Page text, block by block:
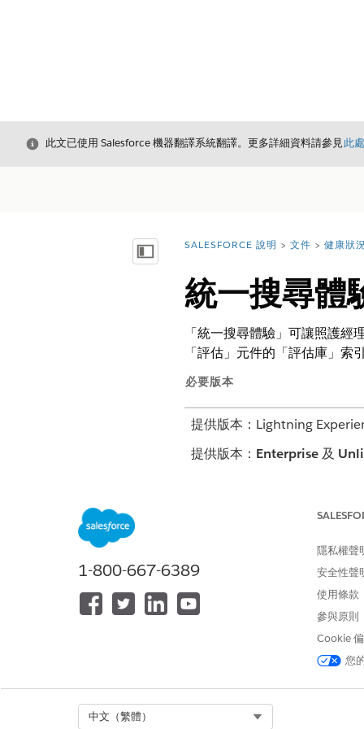
結束
此文已使用 Salesforce 機器翻譯系統翻譯。更多詳細資料請參見此處
顯示目錄 您位於此處：
SALESFORCE 說明 文件 健康狀
統一搜尋體
「統一搜尋體驗」可讓照護
「評估」元件的「評估庫」
必要版本
提供版本：Lightning
提供版本： Enterprise及
此文章是否解決您的問題？
請讓我們知道，以便我們改進！
1-800-667-6389
隱私權聲
安全性聲
使用條款
參與原則
Cookie
您
中文（繁體）